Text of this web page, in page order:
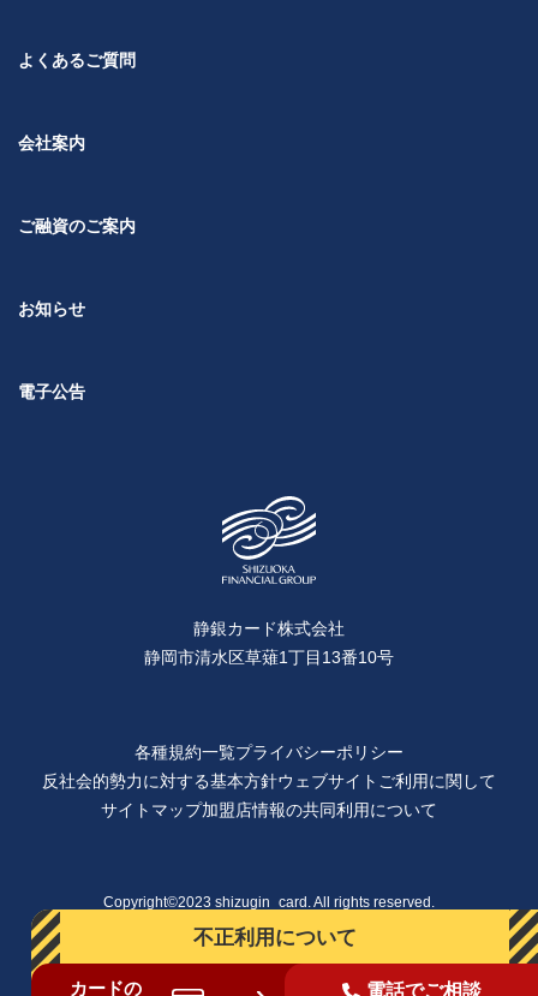
不正利用について
カードの 電話でご相談
よくあるご質問
会社案内
ご融資のご案内
お知らせ
電子公告
静銀カード株式会社
静岡市清水区草薙1丁目13番10号
各種規約一覧プライバシーポリシー
反社会的勢力に対する基本方針ウェブサイトご利用に関して
サイトマップ加盟店情報の共同利用について
Copyright©2023 shizugin_card. All rights reserved.